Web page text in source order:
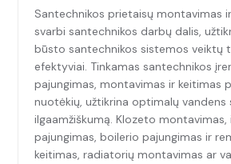
Santechnikos prietaisų montavimas
svarbi santechnikos darbų dalis,
būsto santechnikos sistemos veiktų
efektyviai. Tinkamas santechnikos
pajungimas, montavimas ir keitimas
nuotėkių, užtikrina optimalų vandens
ilgaamžiškumą. Klozeto montavimas,
pajungimas, boilerio pajungimas ir
keitimas, radiatorių montavimas ar